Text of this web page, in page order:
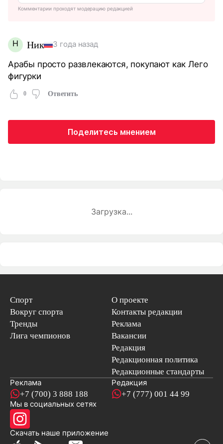
Комментарии проходят модерацию редакцией
Н Ник 3 года назад
Арабы просто развлекаются, покупают как Лего
фигурки
0 Ответить
Поделитесь мнением
Загрузка...
Спорт
Вокруг спорта
Тренды
Лига чемпионов
О проекте
Контакты редакции
Реклама
Вакансии
Редакция
Редакционная политика
Редакционные стандарты
Реклама
+7 (700) 3 888 188
Редакция
+7 (777) 001 44 99
Мы в социальных сетях
Скачать наше приложениеновостей